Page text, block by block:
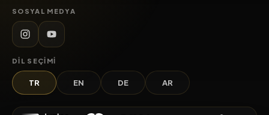
SOSYAL MEDYA
DIL SEÇIMI
TR EN DE AR